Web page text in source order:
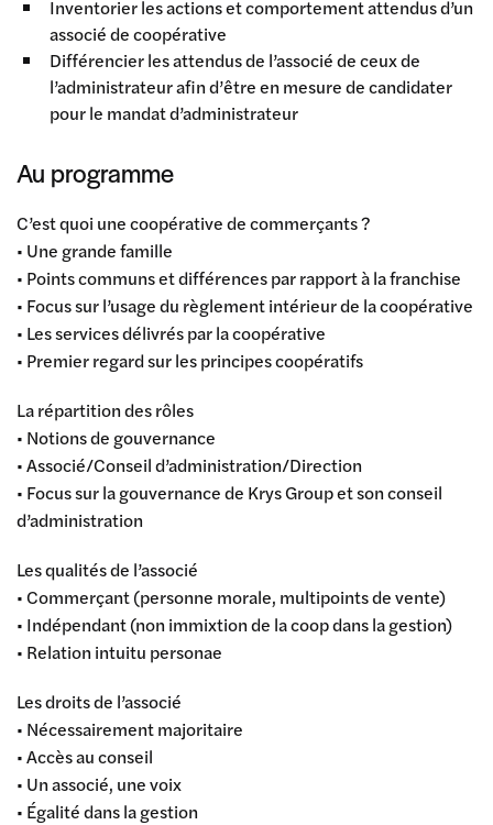
Inventorier les actions et comportement attendus d’un
associé de coopérative
Différencier les attendus de l’associé de ceux de
l’administrateur afin d’être en mesure de candidater
pour le mandat d’administrateur
Au programme
C’est quoi une coopérative de commerçants ?
• Une grande famille
• Points communs et différences par rapport à la franchise
• Focus sur l’usage du règlement intérieur de la coopérative
• Les services délivrés par la coopérative
• Premier regard sur les principes coopératifs
La répartition des rôles
• Notions de gouvernance
• Associé/Conseil d’administration/Direction
• Focus sur la gouvernance de Krys Group et son conseil
d’administration
Les qualités de l’associé
• Commerçant (personne morale, multipoints de vente)
• Indépendant (non immixtion de la coop dans la gestion)
• Relation intuitu personae
Les droits de l’associé
• Nécessairement majoritaire
• Accès au conseil
• Un associé, une voix
• Égalité dans la gestion